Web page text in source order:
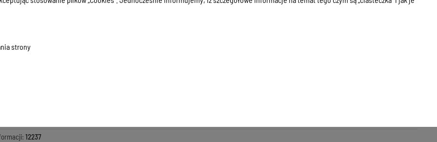
, data dodania:12-05-2020 13:45:38
za 2019 r.
za treść:
12237
strony